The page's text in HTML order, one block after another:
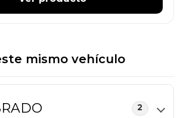
mismo vehículo
2